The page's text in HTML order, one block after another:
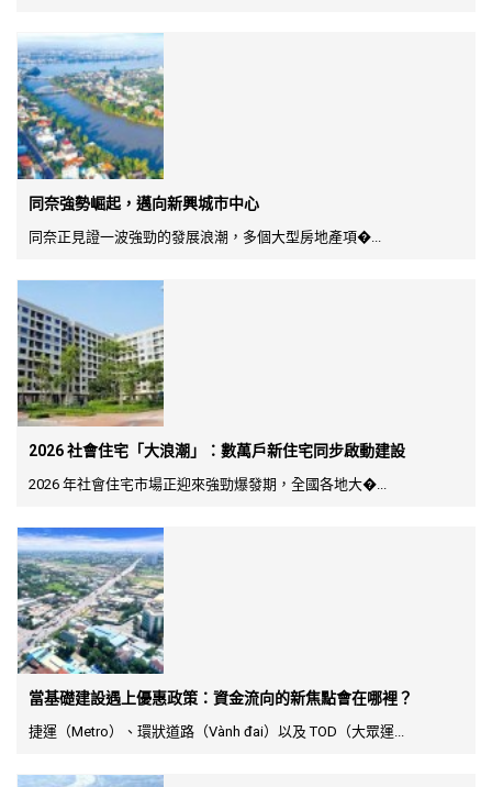
同奈強勢崛起，邁向新興城市中心
同奈正見證一波強勁的發展浪潮，多個大型房地產項�...
2026 社會住宅「大浪潮」：數萬戶新住宅同步啟動建設
2026 年社會住宅市場正迎來強勁爆發期，全國各地大�...
當基礎建設遇上優惠政策：資金流向的新焦點會在哪裡？
捷運（Metro）、環狀道路（Vành đai）以及 TOD（大眾運...